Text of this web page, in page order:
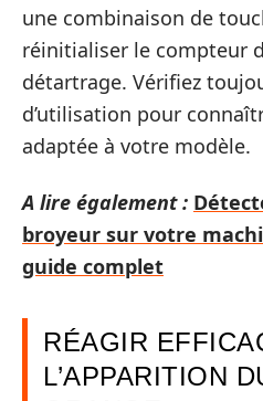
une combinaison de
réinitialiser le compteur
détartrage. Vérifiez
d’utilisation pour
adaptée à votre modèle.
A lire également :
broyeur sur votre
guide complet
RÉAGIR
L’APPARITION